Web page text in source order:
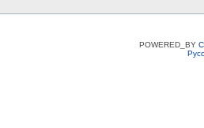
POWERED_BY